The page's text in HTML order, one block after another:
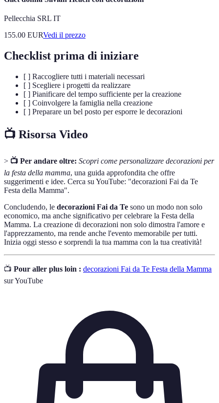
Pellecchia SRL IT
155.00 EURVedi il prezzo
Checklist prima di iniziare
[ ] Raccogliere tutti i materiali necessari
[ ] Scegliere i progetti da realizzare
[ ] Pianificare del tempo sufficiente per la creazione
[ ] Coinvolgere la famiglia nella creazione
[ ] Preparare un bel posto per esporre le decorazioni
📺 Risorsa Video
> 📺 Per andare oltre: Scopri come personalizzare decorazioni per
la festa della mamma, una guida approfondita che offre
suggerimenti e idee. Cerca su YouTube: "decorazioni Fai da Te
Festa della Mamma".
Concludendo, le decorazioni Fai da Te sono un modo non solo
economico, ma anche significativo per celebrare la Festa della
Mamma. La creazione di decorazioni non solo dimostra l'amore e
l'apprezzamento, ma rende anche l'evento memorabile per tutti.
Inizia oggi stesso e sorprendi la tua mamma con la tua creatività!
📺 Pour aller plus loin : decorazioni Fai da Te Festa della Mamma
sur YouTube